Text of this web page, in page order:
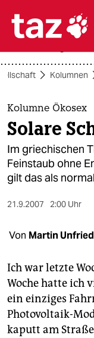

themen
politik
öko
gesellschaft
sport
berlin
nord
wahrheit
Kolumnen
Kolumne Ökosex
Solare
Im griechischen
Feinstaub ohne
gilt das als
21.9.2007 2:00 Uhr
Von Martin Unfried
Ich war letzte
Woche hatte ich
ein einziges
Photovoltaik-
kaputt am